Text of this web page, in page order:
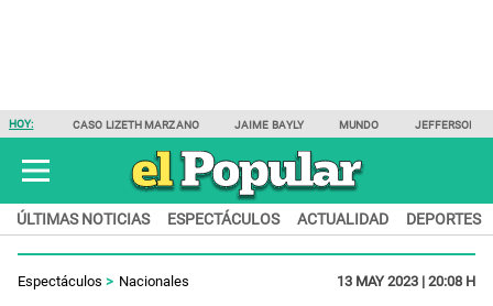
HOY: CASO LIZETH MARZANO JAIME BAYLY MUNDO JEFFERSON
ÚLTIMAS NOTICIAS ESPECTÁCULOS ACTUALIDAD DEPORTES
Espectáculos Nacionales 13 MAY 2023 | 20:08 H